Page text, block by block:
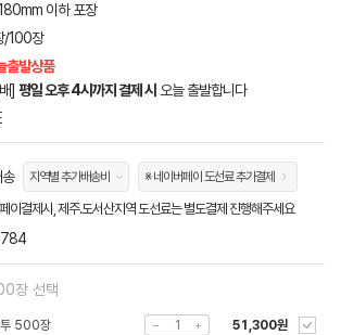
이하 포장
/100장
출발상품
] 평일 오후 4시까지 결제 시 오늘 출발합니다
지역별 추가배송비 ※ 네이버페이 도선료 추가결제
이결제시, 제주.도서산지역 도선료는 별도결제 진행해주세요
장 선택
500장 51,300원